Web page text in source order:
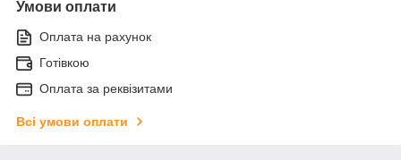
Умови оплати
Оплата на рахунок
Готівкою
Оплата за реквізитами
Всі умови оплати